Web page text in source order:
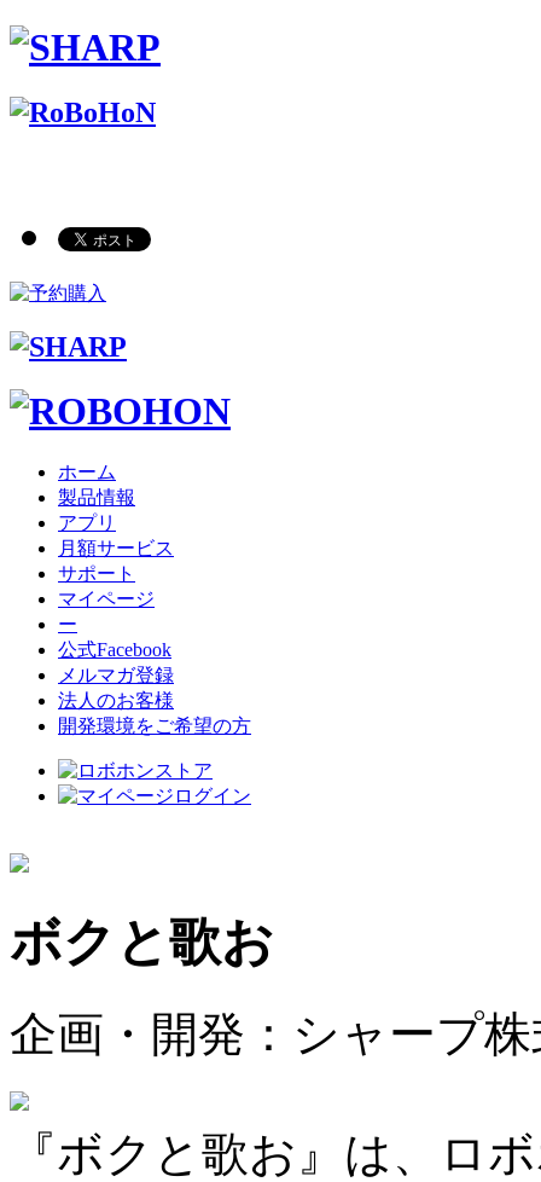
ホーム
製品情報
アプリ
月額サービス
サポート
マイページ
ー
公式Facebook
メルマガ登録
法人のお客様
開発環境をご希望の方
ボクと歌お
企画・開発：シャープ
『ボクと歌お』は、ロ